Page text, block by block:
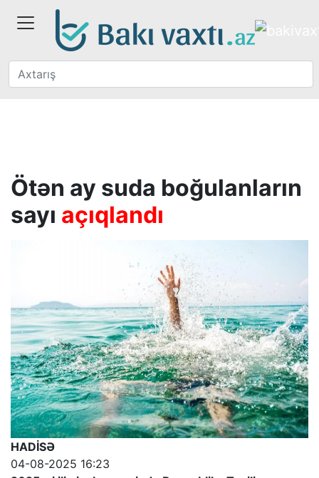
Ötən ay suda boğulanların
sayı açıqlandı
HADİSƏ
04-08-2025 16:23